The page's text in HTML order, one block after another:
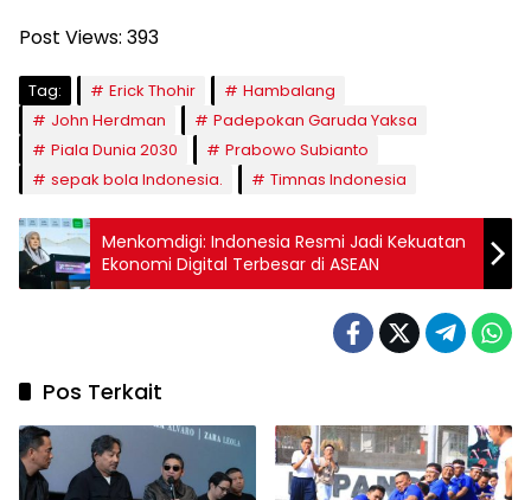
Post Views: 393
Tag: Erick Thohir
Hambalang
John Herdman
Padepokan Garuda Yaksa
Piala Dunia 2030
Prabowo Subianto
sepak bola Indonesia.
Timnas Indonesia
Menkomdigi: Indonesia Resmi Jadi Kekuatan
Ekonomi Digital Terbesar di ASEAN
Pos Terkait